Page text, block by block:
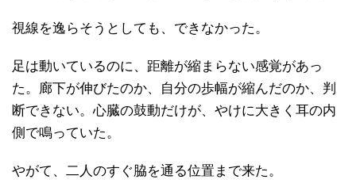
視線を逸らそうとしても、できなかった。
足は動いているのに、距離が縮まらない感覚があっ
た。廊下が伸びたのか、自分の歩幅が縮んだのか、判
断できない。心臓の鼓動だけが、やけに大きく耳の内
側で鳴っていた。
やがて、二人のすぐ脇を通る位置まで来た。